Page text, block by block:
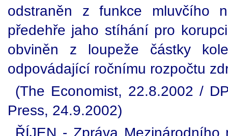
odstraněn z funkce mluvčího
předehře jaho stíhání pro
obviněn z loupeže částky
odpovádající ročnímu rozpočtu
(The Economist, 22.8.2002 /
Press, 24.9.2002)
ŘÍJEN - Zpráva